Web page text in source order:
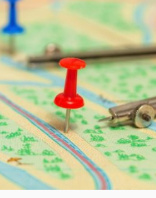
con múltiples sedes
ERP Logistic ERP Multiplo ERP